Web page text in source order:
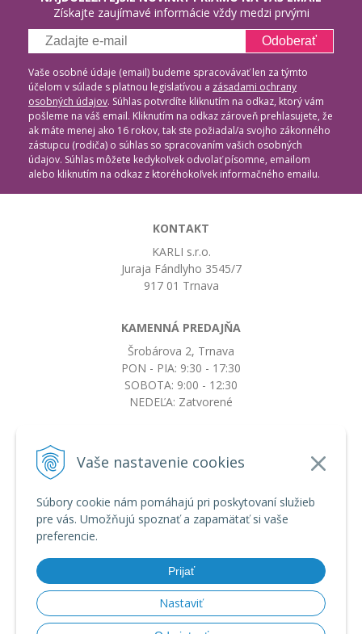
Vaše nastavenie cookies
Súbory cookie nám pomáhajú pri poskytovaní služieb
pre vás. Umožňujú spoznať a zapamätať si vaše
preferencie.
Prijať
Nastaviť
Získajte zaujímavé informácie vždy medzi prvými
Odoberať
Vaše osobné údaje (email) budeme spracovávať len za týmto
účelom v súlade s platnou legislatívou a zásadami ochrany
osobných údajov. Súhlas potvrdíte kliknutím na odkaz, ktorý vám
pošleme na váš email. Kliknutím na odkaz zároveň prehlasujete, že
ak máte menej ako 16 rokov, tak ste požiadal/a svojho zákonného
zástupcu (rodiča) o súhlas so spracovaním vašich osobných
údajov. Súhlas môžete kedykoľvek odvolať písomne, emailom
alebo kliknutím na odkaz z ktoréhokoľvek informačného emailu.
KONTAKT
KARLI s.r.o.
Juraja Fándlyho 3545/7
917 01 Trnava
KAMENNÁ PREDAJŇA
Šrobárova 2, Trnava
PON - PIA: 9:30 - 17:30
SOBOTA: 9:00 - 12:30
NEDEĽA: Zatvorené
objednavky@botkydorobotky.sk
VŠETKO O NÁKUPE
Ochrana osobných údajov
Možnosti dopravy a platby
Výmena, vrátenie tovaru a reklamácia